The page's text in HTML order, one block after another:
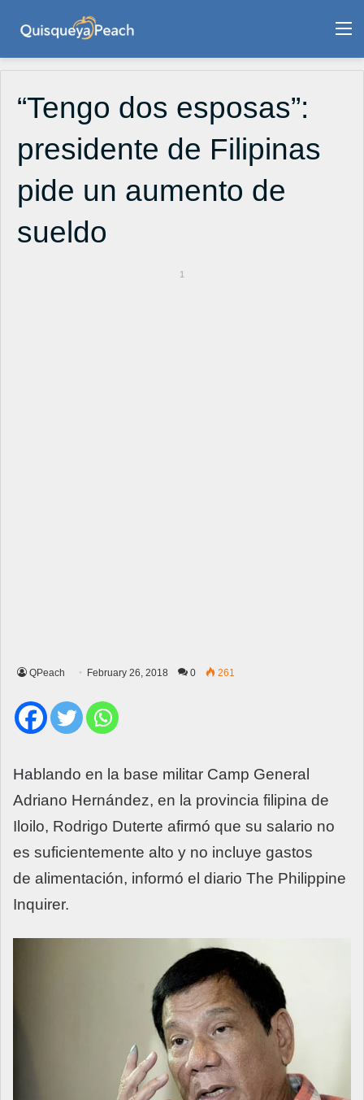
“Tengo dos esposas”:
presidente de Filipinas
pide un aumento de
sueldo
1
QPeach February 26, 2018 0 261
Hablando en la base militar Camp General
Adriano Hernández, en la provincia filipina de
Iloilo, Rodrigo Duterte afirmó que su salario no
es suficientemente alto y no incluye gastos
de alimentación, informó el diario The Philippine
Inquirer.